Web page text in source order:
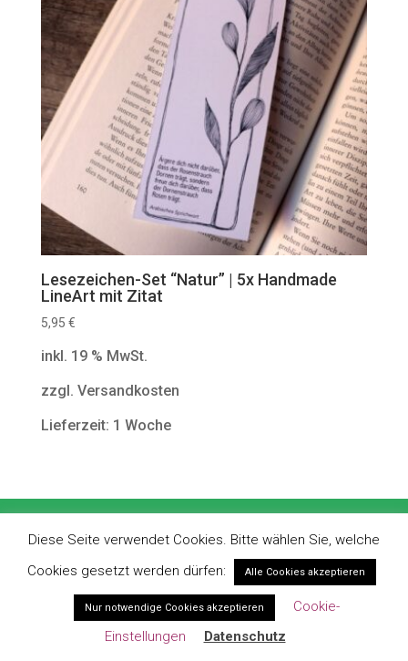
Lesezeichen-Set “Natur” | 5x Handmade
LineArt mit Zitat
5,95 €
inkl. 19 % MwSt.
zzgl. Versandkosten
Lieferzeit: 1 Woche
Newsletter
Kontraindikationen
Zahlung & Versand
Mein Konto
Diese Seite verwendet Cookies. Bitte wählen Sie, welche
Cookies gesetzt werden dürfen:
Alle Cookies akzeptieren
Nur notwendige Cookies akzeptieren
Cookie-
Einstellungen
Datenschutz